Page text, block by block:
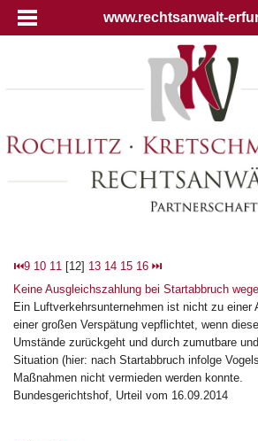
www.rechtsanwalt-
⏮9 10 11 [12] 13 14 15 16 ⏭
Keine Ausgleichszahlung bei Startabbruch
Ein Luftverkehrsunternehmen ist nicht zu einer
einer großen Verspätung vepflichtet, wenn
Umstände zurückgeht und durch zumutbare
Situation (hier: nach Startabbruch infolge
Maßnahmen nicht vermieden werden konnte.
Bundesgerichtshof, Urteil vom 16.09.2014